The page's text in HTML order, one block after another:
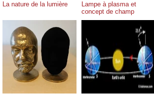
La nature de la lumière
Lampe à plasma et
concept de champ